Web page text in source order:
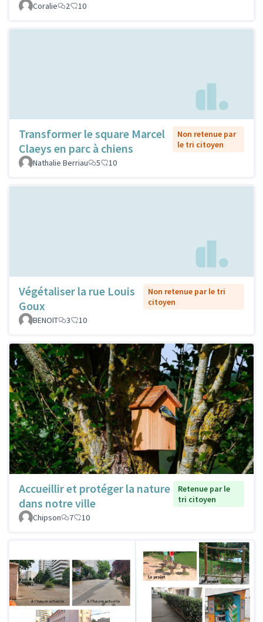
Coralie
2 10
Transformer le square Marcel
Claeys en parc à chiens
Non retenue par
le tri citoyen
Nathalie Berriau
5 10
Végétaliser la rue Louis
Goux
Non retenue par le tri
citoyen
BENOIT
3 10
Accueillir et protéger la nature
dans notre ville
Retenue par le
tri citoyen
Chipson
7 10